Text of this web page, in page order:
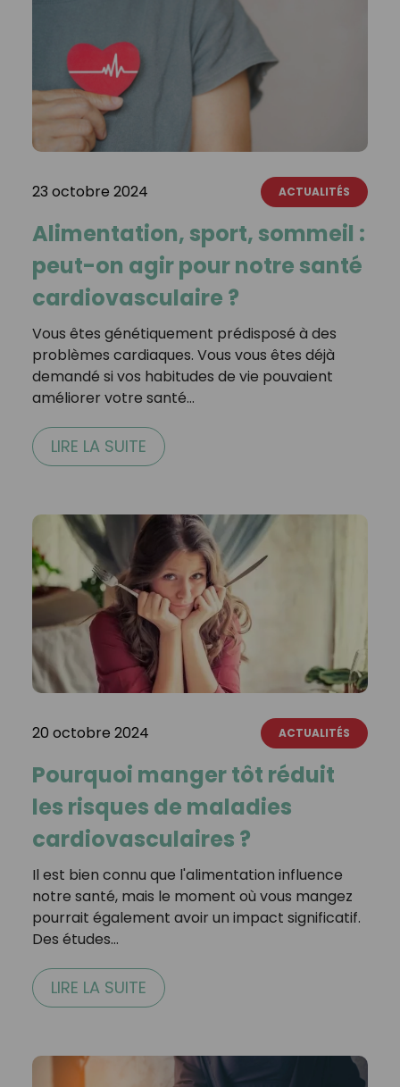
23 octobre 2024 ACTUALITÉS
Alimentation, sport, sommeil :
peut-on agir pour notre santé
cardiovasculaire ?
Vous êtes génétiquement prédisposé à des
problèmes cardiaques. Vous vous êtes déjà
demandé si vos habitudes de vie pouvaient
améliorer votre santé…
LIRE LA SUITE
20 octobre 2024 ACTUALITÉS
Pourquoi manger tôt réduit
les risques de maladies
cardiovasculaires ?
Il est bien connu que l'alimentation influence
notre santé, mais le moment où vous mangez
pourrait également avoir un impact significatif.
Des études…
LIRE LA SUITE